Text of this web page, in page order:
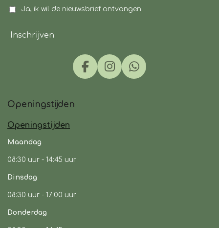
Ja, ik wil de nieuwsbrief ontvangen
Inschrijven
F
I
W
Openingstijden
Openingstijden
Maandag
08:30 uur - 14:45 uur
Dinsdag
08:30 uur - 17:00 uur
Donderdag